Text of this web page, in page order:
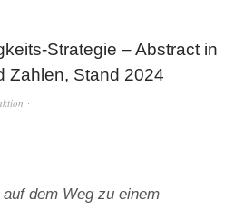
Strategie – Abstract in
Zahlen, Stand 2024
dem Weg zu einem